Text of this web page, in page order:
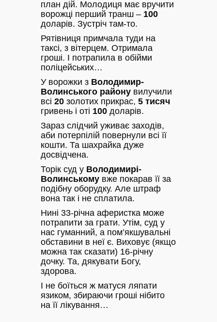
план дій. Молодиця має вручити
ворожці перший транш – 100
доларів. Зустріч там-то.
Рятівниця примчала туди на
таксі, з вітерцем. Отримала
гроші. І потрапила в обійми
поліцейських…
У ворожки з Володимир-
Волинського району вилучили
всі 20 золотих прикрас, 5 тисяч
гривень і оті 100 доларів.
Зараз слідчий уживає заходів,
аби потерпілій повернули всі її
кошти. Та шахрайка дуже
досвідчена.
Торік суд у Володимирі-
Волинському вже покарав її за
подібну оборудку. Але штраф
вона так і не сплатила.
Нині 33-річна аферистка може
потрапити за грати. Утім, суд у
нас гуманний, а пом’якшувальні
обставини в неї є. Виховує (якщо
можна так сказати) 16-річну
дочку. Та, дякувати Богу,
здорова.
І не боїться ж матуся ляпати
язиком, збираючи гроші нібито
на її лікування…